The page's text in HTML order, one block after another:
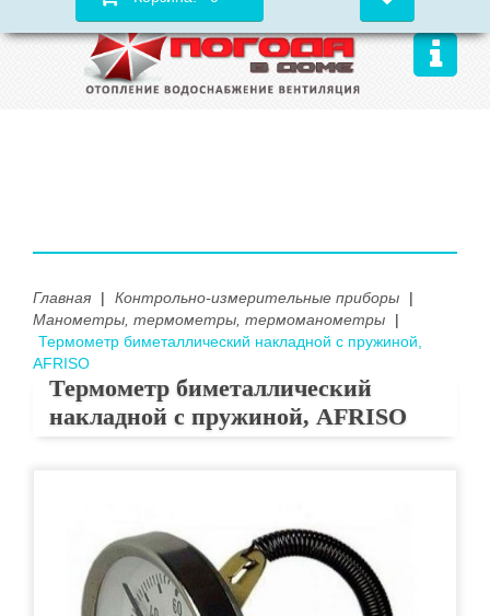
Главная | Контрольно-измерительные приборы
|
Манометры, термометры, термоманометры
|
Термометр биметаллический накладной с пружиной,
AFRISO
Термометр биметаллический
накладной с пружиной, AFRISO